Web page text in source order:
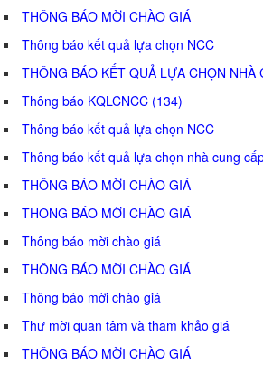
THÔNG BÁO MỜI CHÀO GIÁ
Thông báo kết quả lựa chọn NCC
THÔNG BÁO KẾT QUẢ LỰA CHỌN NHÀ
Thông báo KQLCNCC (134)
Thông báo kết quả lựa chọn NCC
Thông báo kết quả lựa chọn nhà cung
THÔNG BÁO MỜI CHÀO GIÁ
THÔNG BÁO MỜI CHÀO GIÁ
Thông báo mời chào giá
THÔNG BÁO MỜI CHÀO GIÁ
Thông báo mời chào giá
Thư mời quan tâm và tham khảo giá
THÔNG BÁO MỜI CHÀO GIÁ